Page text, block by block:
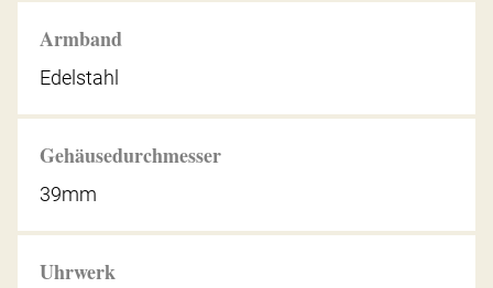
Armband
Edelstahl
Gehäusedurchmesser
39mm
Uhrwerk